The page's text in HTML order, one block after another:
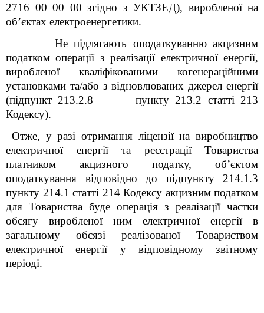
2716 00 00 00 згідно з УКТЗЕД), виробленої на
об’єктах електроенергетики.
Не підлягають оподаткуванню акцизним
податком операції з реалізації електричної енергії,
виробленої кваліфікованими когенераційними
установками та/або з відновлюваних джерел енергії
(підпункт 213.2.8 пункту 213.2 статті 213
Кодексу).
Отже, у разі отримання ліцензії на виробництво
електричної енергії та реєстрації Товариства
платником акцизного податку, об’єктом
оподаткування відповідно до підпункту 214.1.3
пункту 214.1 статті 214 Кодексу акцизним податком
для Товариства буде операція з реалізації частки
обсягу виробленої ним електричної енергії в
загальному обсязі реалізованої Товариством
електричної енергії у відповідному звітному
періоді.